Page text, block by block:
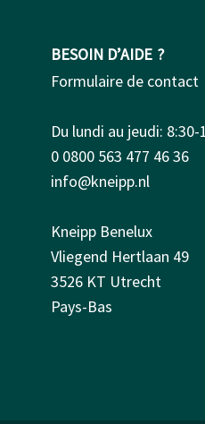
BESOIN D’AIDE ?
Formulaire de contact
Du lundi au jeudi:
0 0800 563 477 46 36
info@kneipp.nl
Kneipp Benelux
Vliegend Hertlaan 49
3526 KT Utrecht
Pays-Bas